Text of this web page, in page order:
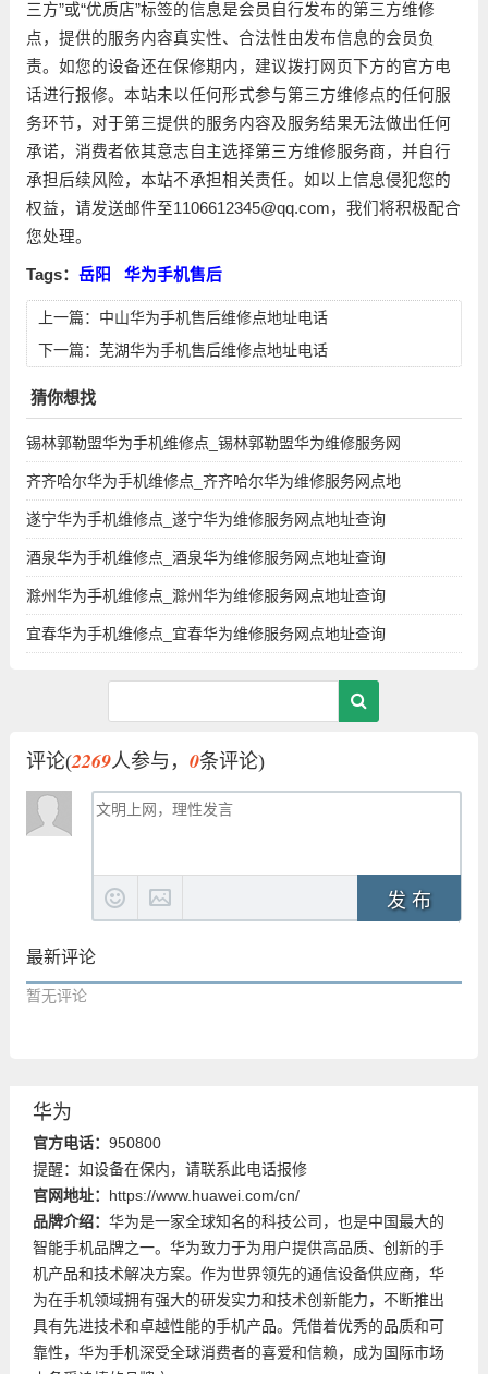
三方”或“优质店”标签的信息是会员自行发布的第三方维修
点，提供的服务内容真实性、合法性由发布信息的会员负
责。如您的设备还在保修期内，建议拨打网页下方的官方电
话进行报修。本站未以任何形式参与第三方维修点的任何服
务环节，对于第三提供的服务内容及服务结果无法做出任何
承诺，消费者依其意志自主选择第三方维修服务商，并自行
承担后续风险，本站不承担相关责任。如以上信息侵犯您的
权益，请发送邮件至1106612345@qq.com，我们将积极配合
您处理。
Tags： 岳阳 华为手机售后
上一篇： 中山华为手机售后维修点地址电话
下一篇： 芜湖华为手机售后维修点地址电话
猜你想找
锡林郭勒盟华为手机维修点_锡林郭勒盟华为维修服务网
齐齐哈尔华为手机维修点_齐齐哈尔华为维修服务网点地
遂宁华为手机维修点_遂宁华为维修服务网点地址查询
酒泉华为手机维修点_酒泉华为维修服务网点地址查询
滁州华为手机维修点_滁州华为维修服务网点地址查询
宜春华为手机维修点_宜春华为维修服务网点地址查询
评论(2269人参与， 0条评论)
发 布
最新评论
暂无评论
华为
官方电话： 950800
提醒：如设备在保内，请联系此电话报修
官网地址： https://www.huawei.com/cn/
品牌介绍： 华为是一家全球知名的科技公司，也是中国最大的
智能手机品牌之一。华为致力于为用户提供高品质、创新的手
机产品和技术解决方案。作为世界领先的通信设备供应商，华
为在手机领域拥有强大的研发实力和技术创新能力，不断推出
具有先进技术和卓越性能的手机产品。凭借着优秀的品质和可
靠性，华为手机深受全球消费者的喜爱和信赖，成为国际市场